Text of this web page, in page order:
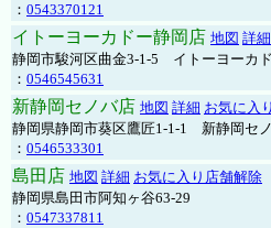
： 0543370121
イトーヨーカドー静岡店 地図 詳細
静岡市駿河区曲金3-1-5 イトーヨーカ
： 0546545631
新静岡セノバ店 地図 詳細 お気に入
静岡県静岡市葵区鷹匠1-1-1 新静岡セ
： 0546533301
島田店 地図 詳細 お気に入り店舗解除
静岡県島田市阿知ヶ谷63-29
： 0547337811